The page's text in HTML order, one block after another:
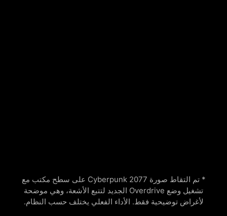
* تم التقاط صورة Cyberpunk 2077 على سطح مكتب مع
تشغيل وضع Overdrive الجديد لتتبع الأشعة، وهي موضحة
لأغراض توضيحية فقط. الأداء الفعلي يختلف حسب النظام.